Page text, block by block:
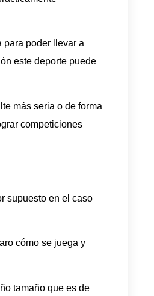
para poder llevar a
este deporte puede
más seria o de forma
competiciones
supuesto en el caso
cómo se juega y
tamaño que es de